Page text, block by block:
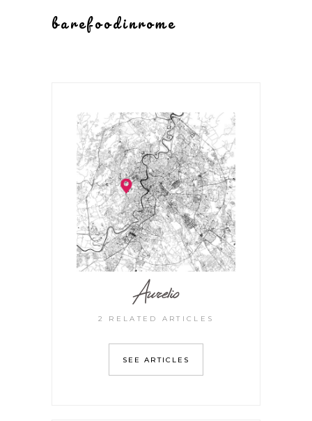
barefoodinrome
Aurelio
2 RELATED ARTICLES
SEE ARTICLES